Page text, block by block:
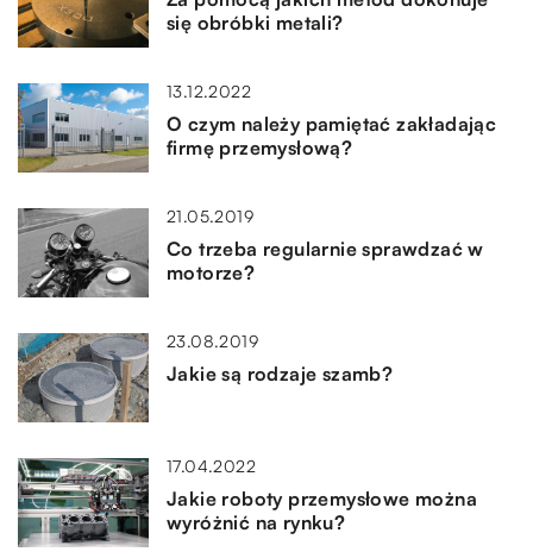
się obróbki metali?
13.12.2022
O czym należy pamiętać zakładając
firmę przemysłową?
21.05.2019
Co trzeba regularnie sprawdzać w
motorze?
23.08.2019
Jakie są rodzaje szamb?
17.04.2022
Jakie roboty przemysłowe można
wyróżnić na rynku?